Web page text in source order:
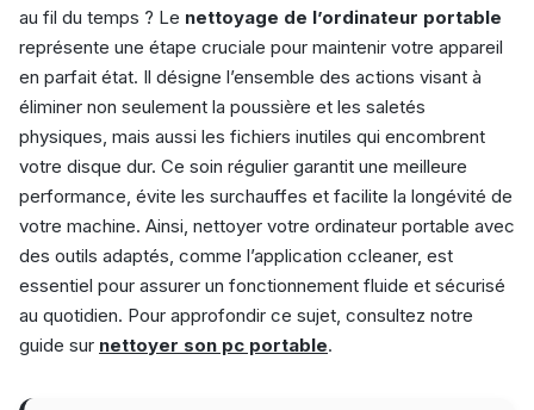
au fil du temps ? Le nettoyage de l’ordinateur portable
représente une étape cruciale pour maintenir votre appareil
en parfait état. Il désigne l’ensemble des actions visant à
éliminer non seulement la poussière et les saletés
physiques, mais aussi les fichiers inutiles qui encombrent
votre disque dur. Ce soin régulier garantit une meilleure
performance, évite les surchauffes et facilite la longévité de
votre machine. Ainsi, nettoyer votre ordinateur portable avec
des outils adaptés, comme l’application ccleaner, est
essentiel pour assurer un fonctionnement fluide et sécurisé
au quotidien. Pour approfondir ce sujet, consultez notre
guide sur nettoyer son pc portable.